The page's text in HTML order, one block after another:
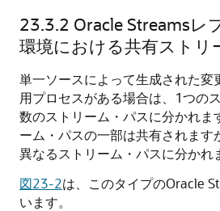
23.3.2 Oracle Streamsレ
環境における共有ストリ
単一ソースによって生成された変
用プロセスがある場合は、1つの
数のストリーム・パスに分かれま
ーム・パスの一部は共有されま
異なるストリーム・パスに分かれ
図23-2は、このタイプのOracle
います。